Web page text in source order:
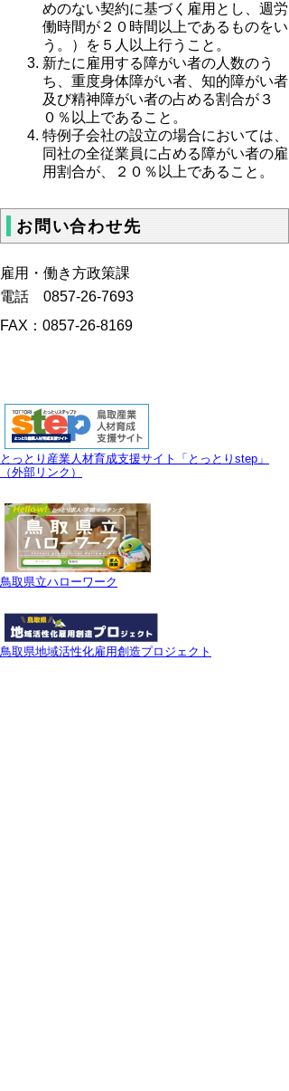
めのない契約に基づく雇用とし、週労
働時間が２０時間以上であるものをい
う。）を５人以上行うこと。
新たに雇用する障がい者の人数のう
ち、重度身体障がい者、知的障がい者
及び精神障がい者の占める割合が３
０％以上であること。
特例子会社の設立の場合においては、
同社の全従業員に占める障がい者の雇
用割合が、２０％以上であること。
お問い合わせ先
雇用・働き方政策課
電話 0857-26-7693
FAX：0857-26-8169
とっとり産業人材育成支援サイト「とっとりstep」
（外部リンク）
鳥取県立ハローワーク
鳥取県地域活性化雇用創造プロジェクト